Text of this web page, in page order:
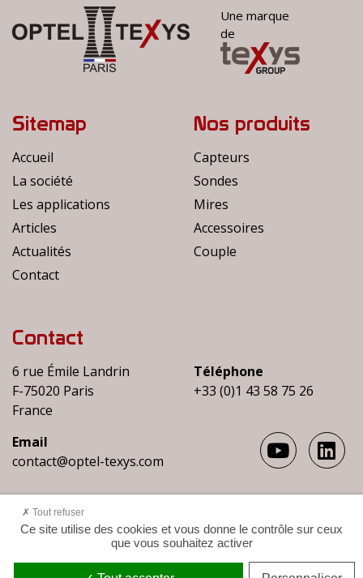
Une marque
de
Sitemap
Accueil
La société
Les applications
Articles
Actualités
Contact
Nos produits
Capteurs
Sondes
Mires
Accessoires
Couple
Contact
6 rue Émile Landrin
F-75020 Paris
France
Téléphone
+33 (0)1 43 58 75 26
Email
contact@optel-texys.com
© 2021 OPTEL-TEXYS - Tous droits réservés
Mentions légales-Gestion des cookies
Ce site utilise des cookies et vous donne le contrôle sur ceux
que vous souhaitez activer
Tout refuser